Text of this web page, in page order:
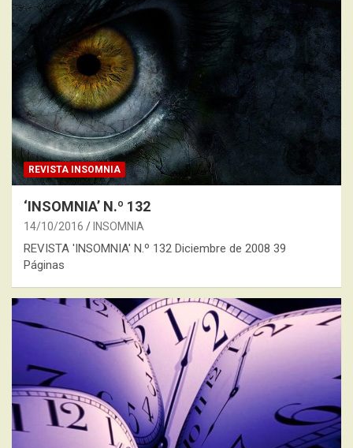
REVISTA INSOMNIA
‘INSOMNIA’ N.º 132
14/10/2016 INSOMNIA
REVISTA 'INSOMNIA' N.º 132 Diciembre de 2008 39
Páginas